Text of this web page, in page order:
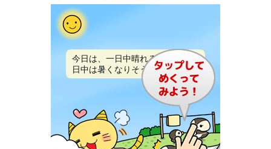
今日は、一日中晴れるでしょう。
日中は暑くなりそうです。